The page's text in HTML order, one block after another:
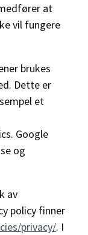
at
vil fungere
brukes
Dette er
et
Google
og
av
policy finner
privacy/. I